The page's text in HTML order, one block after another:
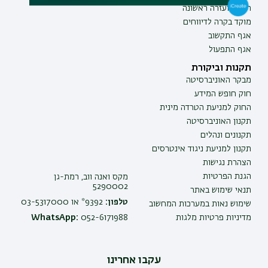
חירום ועזרה ראשונה
מוקד בקרה לדיווחים
אגף התקשוב
אגף התפעול
תקנות וביקורת
מבקר האוניברסיטה
חוק חופש המידע
החוק למניעת הטרדה מינית
תקנון האוניברסיטה
תקנונים ונהלים
תקנון למניעת ניגוד אינטרסים
הצהרת נגישות
הגנת הפרטיות
תנאי שימוש באתר
שימוש נאות במערכות המחשוב
מדיניות פרטיות מלגות
מקס ואנה ווב, רמת-גן
5290002
טלפון: 9392* או 03-5317000
WhatsApp: 052-6171988
עקבו אחרינו